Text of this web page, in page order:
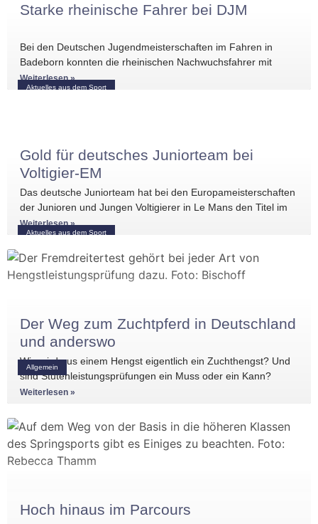
Aktuelles aus dem Sport
Starke rheinische Fahrer bei DJM
Bei den Deutschen Jugendmeisterschaften im Fahren in
Badeborn konnten die rheinischen Nachwuchsfahrer mit
mehreren vorderen Platzierungen überzeugen. Frederik
Koitka erreichte
Weiterlesen »
Aktuelles aus dem Sport
Gold für deutsches Juniorteam bei
Voltigier-EM
Das deutsche Juniorteam hat bei den Europameisterschaften
der Junioren und Jungen Voltigierer in Le Mans den Titel im
Gruppenvoltigieren gewonnen.
Weiterlesen »
Allgemein
Der Weg zum Zuchtpferd in Deutschland
und anderswo
Wie wird aus einem Hengst eigentlich ein Zuchthengst? Und
sind Stutenleistungsprüfungen ein Muss oder ein Kann?
Einblicke in die Regelwerke
Weiterlesen »
Hoch hinaus im Parcours